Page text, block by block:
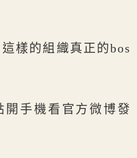
樣的組織真正的bos
開手機看官方微博發